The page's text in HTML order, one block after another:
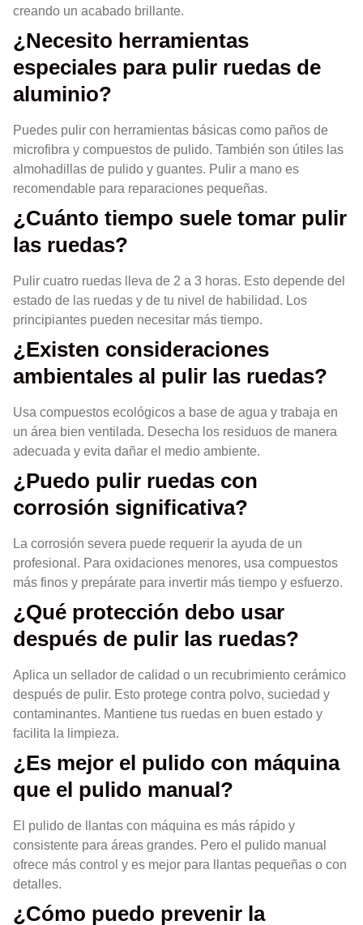
creando un acabado brillante.
¿Necesito herramientas
especiales para pulir ruedas de
aluminio?
Puedes pulir con herramientas básicas como paños de
microfibra y compuestos de pulido. También son útiles las
almohadillas de pulido y guantes. Pulir a mano es
recomendable para reparaciones pequeñas.
¿Cuánto tiempo suele tomar pulir
las ruedas?
Pulir cuatro ruedas lleva de 2 a 3 horas. Esto depende del
estado de las ruedas y de tu nivel de habilidad. Los
principiantes pueden necesitar más tiempo.
¿Existen consideraciones
ambientales al pulir las ruedas?
Usa compuestos ecológicos a base de agua y trabaja en
un área bien ventilada. Desecha los residuos de manera
adecuada y evita dañar el medio ambiente.
¿Puedo pulir ruedas con
corrosión significativa?
La corrosión severa puede requerir la ayuda de un
profesional. Para oxidaciones menores, usa compuestos
más finos y prepárate para invertir más tiempo y esfuerzo.
¿Qué protección debo usar
después de pulir las ruedas?
Aplica un sellador de calidad o un recubrimiento cerámico
después de pulir. Esto protege contra polvo, suciedad y
contaminantes. Mantiene tus ruedas en buen estado y
facilita la limpieza.
¿Es mejor el pulido con máquina
que el pulido manual?
El pulido de llantas con máquina es más rápido y
consistente para áreas grandes. Pero el pulido manual
ofrece más control y es mejor para llantas pequeñas o con
detalles.
¿Cómo puedo prevenir la